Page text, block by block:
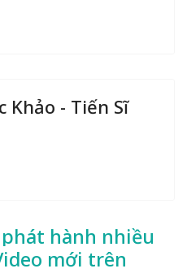
Khảo - Tiến Sĩ
hành nhiều
mới trên